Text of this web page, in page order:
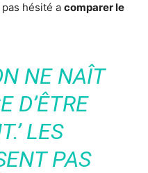
pas hésité a comparer le
NE NAÎT
D’ÊTRE
LES
PAS